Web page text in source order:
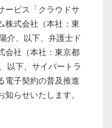
ービス「クラウドサ
株式会社（本社：東
介、以下、弁護士ド
会社（本社：東京都
以下、サイバートラ
電子契約の普及推進
らせいたします。